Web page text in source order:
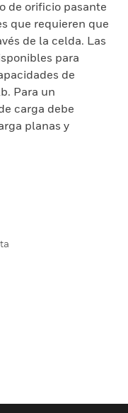
de orificio pasante
que requieren que
de la celda. Las
para
de
Para un
carga debe
planas y